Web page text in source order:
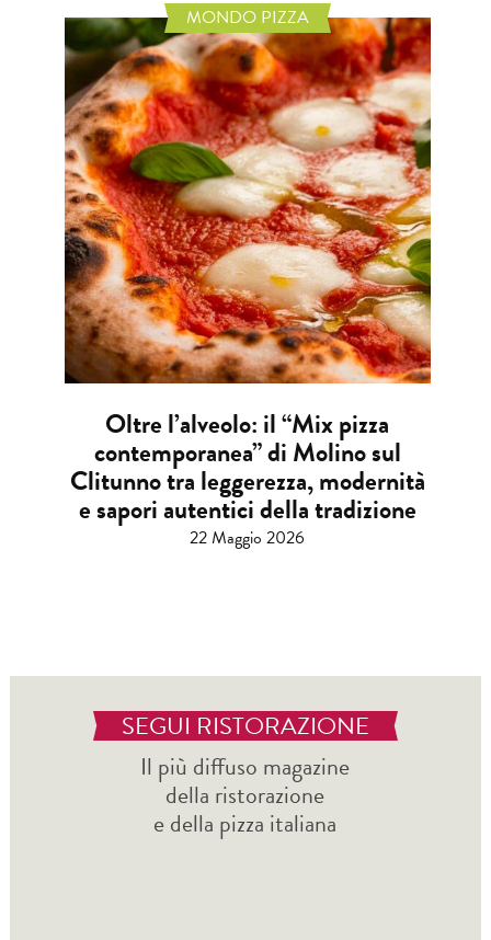
MONDO PIZZA
Oltre l’alveolo: il “Mix pizza
contemporanea” di Molino sul
Clitunno tra leggerezza, modernità
e sapori autentici della tradizione
22 Maggio 2026
SEGUI RISTORAZIONE
Il più diffuso magazine
della ristorazione
e della pizza italiana